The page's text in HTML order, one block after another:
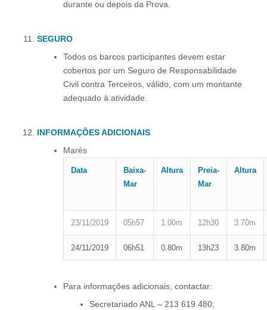
durante ou depois da Prova.
SEGURO
Todos os barcos participantes devem estar
cobertos por um Seguro de Responsabilidade
Civil contra Terceiros, válido, com um montante
adequado à atividade.
INFORMAÇÕES ADICIONAIS
Marés
Data
Baixa-
Mar
Altura
Preia-
Mar
Altura
23/11/2019 05h57 1.00m 12h30 3.70m
24/11/2019 06h51 0.80m 13h23 3.80m
Para informações adicionais, contactar:
Secretariado ANL – 213 619 480;